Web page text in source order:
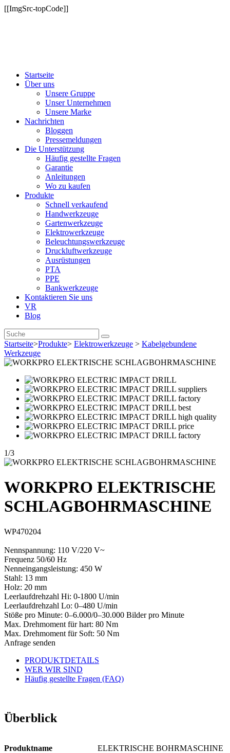
[[ImgSrc-topCode]]
Startseite
Über uns
Unsere Gruppe
Unser Unternehmen
Unsere Marke
Nachrichten
Bloggen
Pressemeldungen
Die Unterstützung
Häufig gestellte Fragen
Garantie
Anleitungen
Wo zu kaufen
Produkte
Schnell verkaufend
Handwerkzeuge
Gartenwerkzeuge
Elektrowerkzeuge
Beleuchtungswerkzeuge
Druckluftwerkzeuge
Ausrüstungen
PTA
PPE
Bankwerkzeuge
Kontaktieren Sie uns
VR
Blog
Startseite>Produkte> Elektrowerkzeuge > Kabelgebundene
Werkzeuge
1/3
WORKPRO ELEKTRISCHE
SCHLAGBOHRMASCHINE
WP470204
Nennspannung: 110 V/220 V~
Frequenz 50/60 Hz
Nenneingangsleistung: 450 W
Stahl: 13 mm
Holz: 20 mm
Leerlaufdrehzahl Hi: 0-1800 U/min
Leerlaufdrehzahl Lo: 0–480 U/min
Stöße pro Minute: 0–6.000/0–30.000 Bilder pro Minute
Max. Drehmoment für hart: 80 Nm
Max. Drehmoment für Soft: 50 Nm
Anfrage senden
PRODUKTDETAILS
WER WIR SIND
Häufig gestellte Fragen (FAQ)
Überblick
Produktname ELEKTRISCHE BOHRMASCHINE